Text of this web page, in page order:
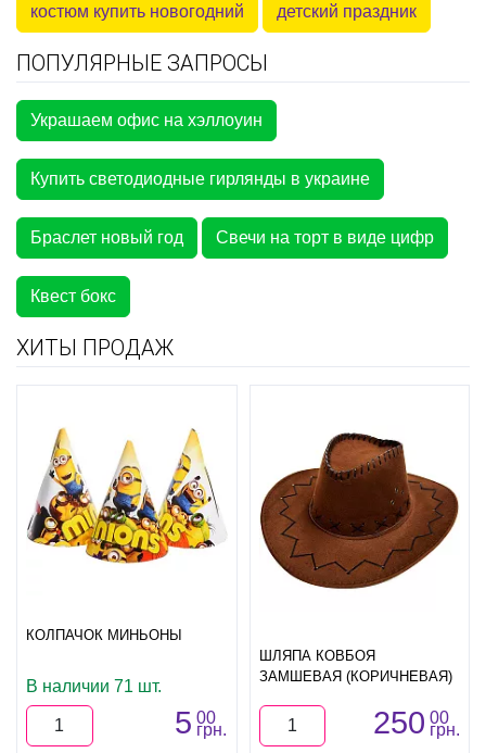
костюм купить новогодний детский праздник
ПОПУЛЯРНЫЕ ЗАПРОСЫ
Украшаем офис на хэллоуин
Купить светодиодные гирлянды в украине
Браслет новый год Свечи на торт в виде цифр
Квест бокс
ХИТЫ ПРОДАЖ
КОЛПАЧОК МИНЬОНЫ
В наличии 71 шт.
5 00
грн.
ШЛЯПА КОВБОЯ
ЗАМШЕВАЯ (КОРИЧНЕВАЯ)
250 00
грн.